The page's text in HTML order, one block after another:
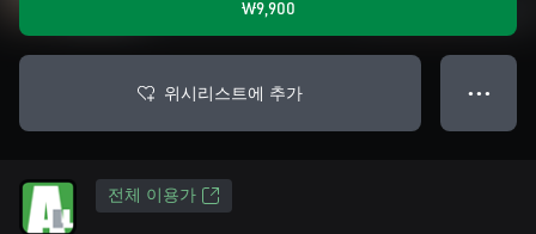
₩9,900
위시리스트에 추가 ● ● ●
전체 이용가